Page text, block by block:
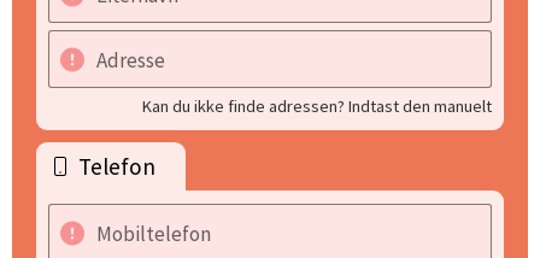
Adresse
Kan du ikke finde adressen? Indtast den manuelt
Telefon
Mobiltelefon